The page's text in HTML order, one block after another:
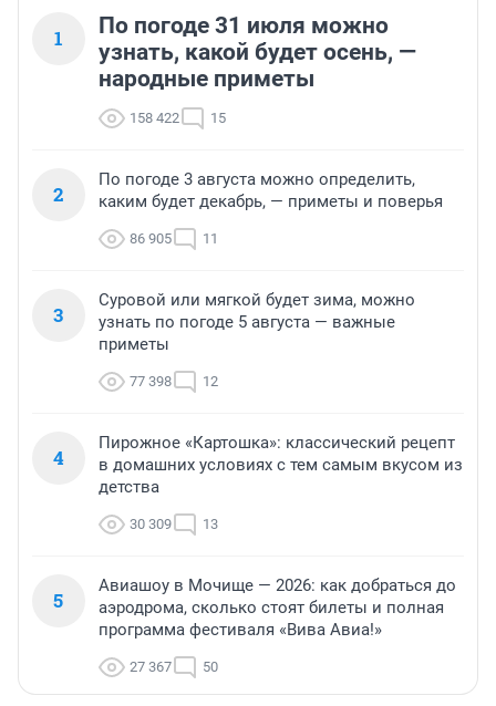
1
По погоде 31 июля можно
узнать, какой будет осень, —
народные приметы
158 422 15
2
По погоде 3 августа можно определить,
каким будет декабрь, — приметы и поверья
86 905 11
3
Суровой или мягкой будет зима, можно
узнать по погоде 5 августа — важные
приметы
77 398 12
4
Пирожное «Картошка»: классический рецепт
в домашних условиях с тем самым вкусом из
детства
30 309 13
5
Авиашоу в Мочище — 2026: как добраться до
аэродрома, сколько стоят билеты и полная
программа фестиваля «Вива Авиа!»
27 367 50